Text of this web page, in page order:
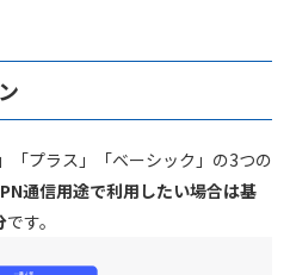
「プラス」「ベーシック」の3つの
通信用途で利用したい場合は基
です。